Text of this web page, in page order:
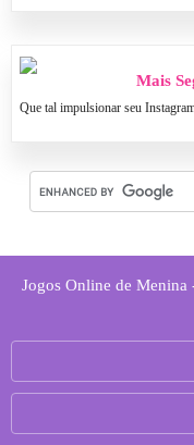
Mais
Que tal impulsionar seu
Jogos Online de